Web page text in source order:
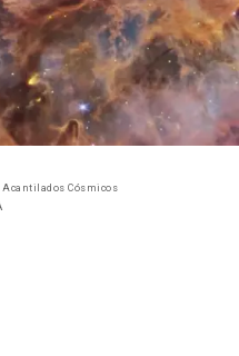
Cósmicos